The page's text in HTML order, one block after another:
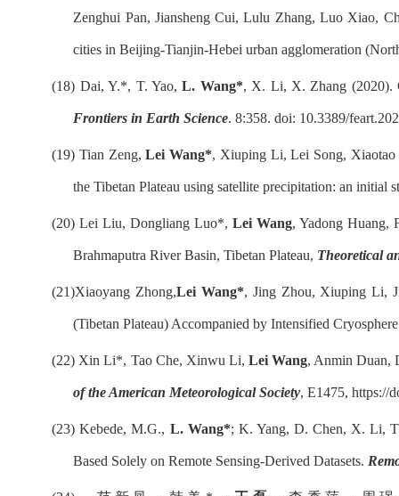
Zenghui Pan, Jiansheng Cui, Lulu Zhang, Luo Xiao,
cities in Beijing-Tianjin-Hebei urban agglomeration
(18) Dai, Y.*, T. Yao,L. Wang*, X. Li, X. Zhang (2020).
Frontiers in Earth Science. 8:358. doi: 10.3389/
(19) Tian Zeng,Lei Wang*, Xiuping Li, Lei Song, Xiaotao
the Tibetan Plateau using satellite precipitation: an initial
(20) Lei Liu, Dongliang Luo*, Lei Wang, Yadong Huang,
Brahmaputra River Basin, Tibetan Plateau, Theoretical
(21)Xiaoyang Zhong,Lei Wang*, Jing Zhou, Xiuping Li,
(Tibetan Plateau) Accompanied by Intensified
(22) Xin Li*, Tao Che, Xinwu Li, Lei Wang, Anmin Duan,
of the American Meteorological Society, E1475, https://
(23) Kebede, M.G., L. Wang*; K. Yang, D. Chen, X. Li,
Based Solely on Remote Sensing-Derived Datasets.